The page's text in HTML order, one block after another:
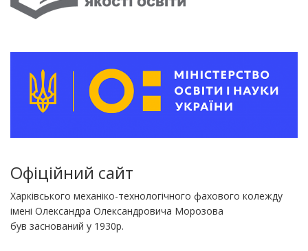
Офіційний сайт
Харківського механіко-технологічного фахового колежду
імені Олександра Олександровича Морозова
був заснований у 1930р.